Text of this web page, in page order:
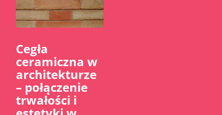
Cegła
ceramiczna w
architekturze
– połączenie
trwałości i